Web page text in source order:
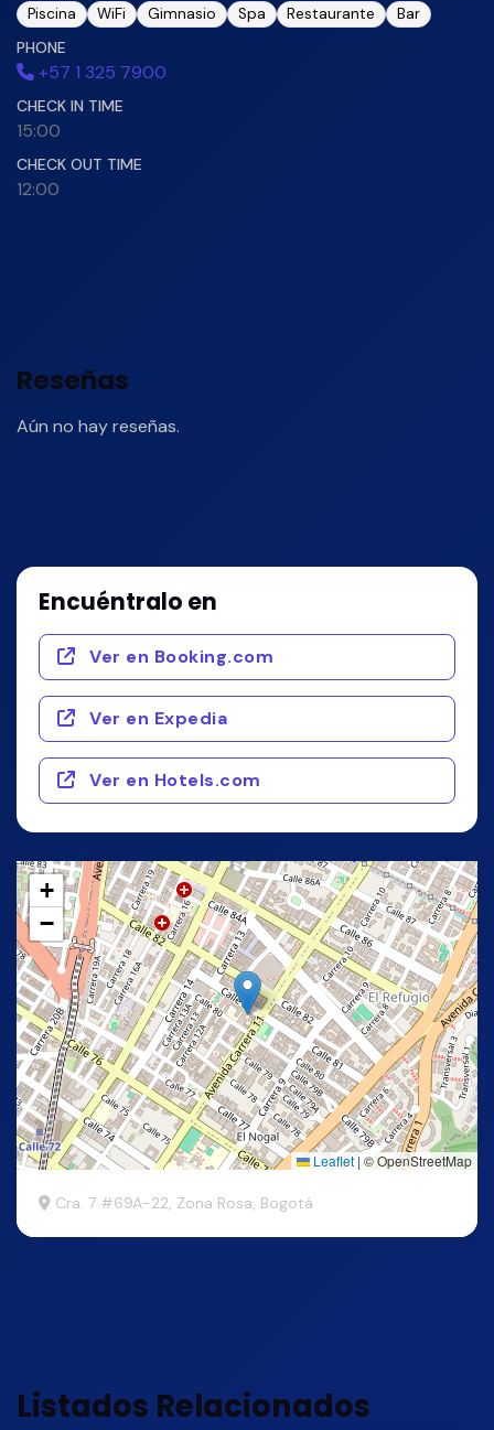
Piscina WiFi Gimnasio Spa Restaurante Bar
PHONE
+57 1 325 7900
CHECK IN TIME
15:00
CHECK OUT TIME
12:00
Reseñas
Aún no hay reseñas.
Encuéntralo en
Ver en Booking.com
Ver en Expedia
Ver en Hotels.com
+
−
Leaflet | © OpenStreetMap
Cra. 7 #69A-22, Zona Rosa, Bogotá
Listados Relacionados